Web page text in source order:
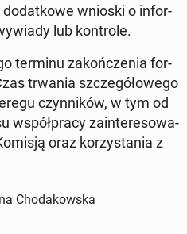
do­dat­ko­we wnioski o in­for­
lub kon­tro­le.
terminu za­koń­cze­nia for­
trwania szcze­gó­ło­we­go
czyn­ni­ków, w tym od
współ­pra­cy za­in­te­re­so­wa­
oraz ko­rzy­sta­nia z
Chodakowska